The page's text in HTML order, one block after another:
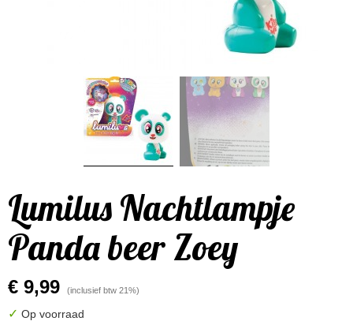
Lumilus Nachtlampje
Panda beer Zoey
€ 9,99 (inclusief btw 21%)
✓ Op voorraad